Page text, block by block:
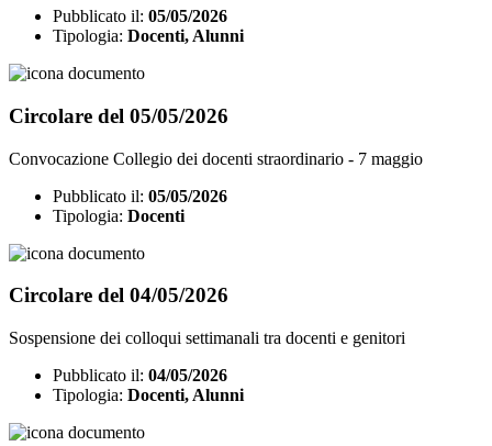
Pubblicato il: 05/05/2026
Tipologia: Docenti, Alunni
Circolare del 05/05/2026
Convocazione Collegio dei docenti straordinario - 7 maggio
Pubblicato il: 05/05/2026
Tipologia: Docenti
Circolare del 04/05/2026
Sospensione dei colloqui settimanali tra docenti e genitori
Pubblicato il: 04/05/2026
Tipologia: Docenti, Alunni